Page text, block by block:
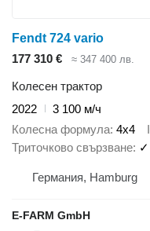
Fendt 724 vario
177 310 €
≈ 347 400 лв.
Колесен трактор
2022
3 100 м/ч
Колесна формула 4x4
Триточково свързване ✓
Германия, Hamburg
E-FARM GmbH